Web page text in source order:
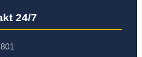
24/7